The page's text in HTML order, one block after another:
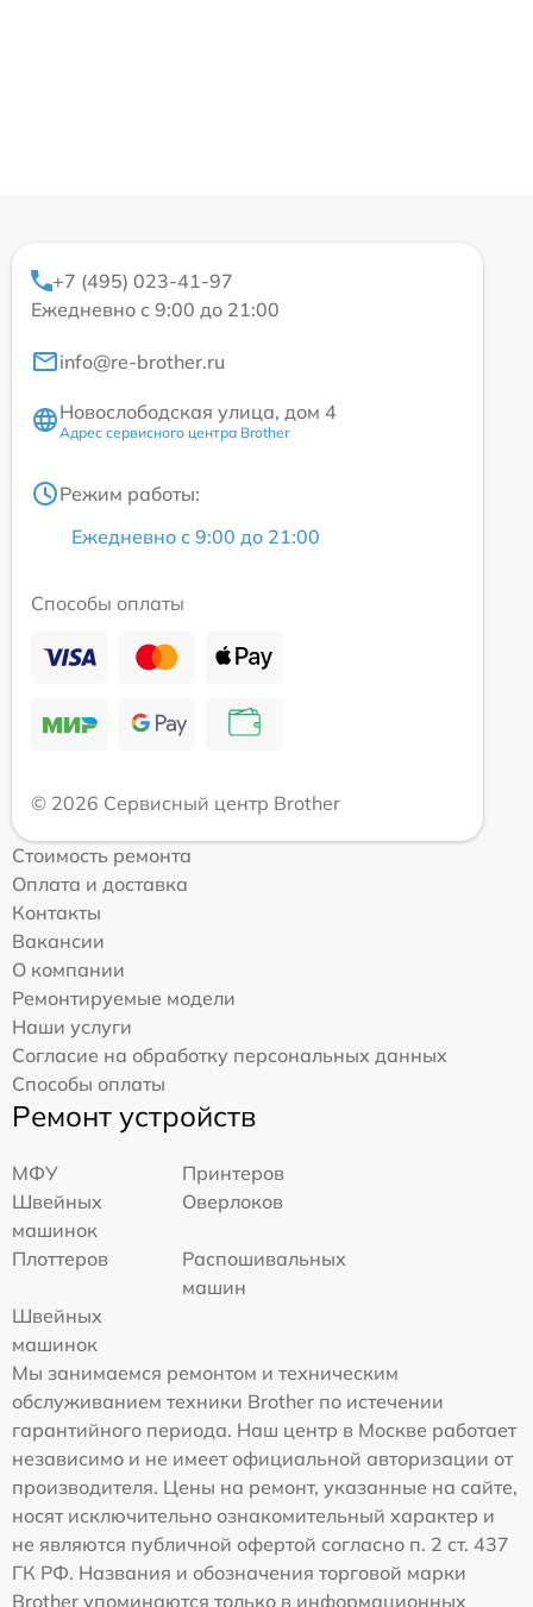
+7 (495) 023-41-97
Ежедневно с 9:00 до 21:00
info@re-brother.ru
Новослободская улица, дом 4
Адрес сервисного центра Brother
Режим работы:
Ежедневно с 9:00 до 21:00
Способы оплаты
© 2026 Сервисный центр Brother
Стоимость ремонта
Оплата и доставка
Контакты
Вакансии
О компании
Ремонтируемые модели
Наши услуги
Согласие на обработку персональных данных
Способы оплаты
Ремонт устройств
МФУ
Принтеров
Швейных
машинок
Оверлоков
Плоттеров
Распошивальных
машин
Швейных
машинок
Мы занимаемся ремонтом и техническим
обслуживанием техники Brother по истечении
гарантийного периода. Наш центр в Москве работает
независимо и не имеет официальной авторизации от
производителя. Цены на ремонт, указанные на сайте,
носят исключительно ознакомительный характер и
не являются публичной офертой согласно п. 2 ст. 437
ГК РФ. Названия и обозначения торговой марки
Brother упоминаются только в информационных